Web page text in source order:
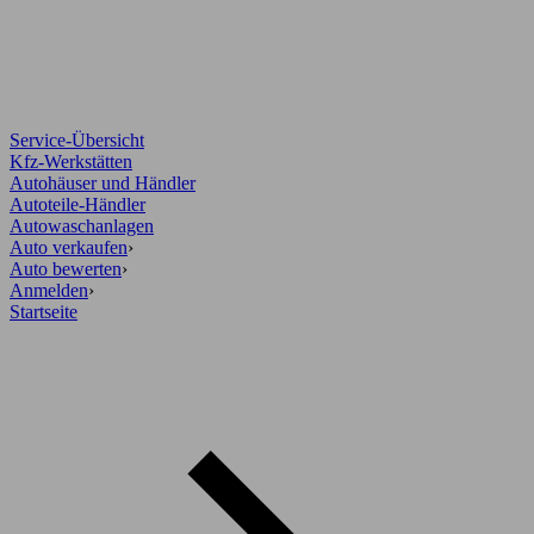
Service-Übersicht
Kfz-Werkstätten
Autohäuser und Händler
Autoteile-Händler
Autowaschanlagen
Auto verkaufen›
Auto bewerten›
Anmelden›
Startseite